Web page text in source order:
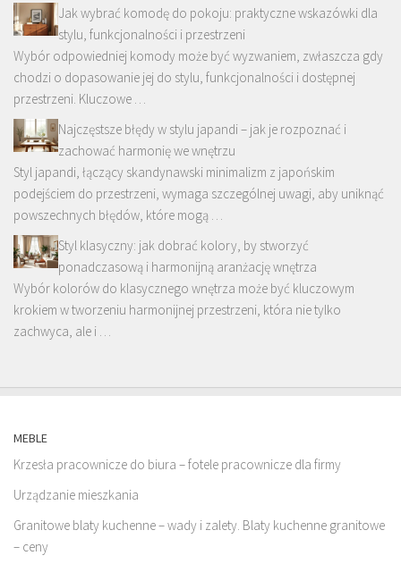
Jak wybrać komodę do pokoju: praktyczne wskazówki dla
stylu, funkcjonalności i przestrzeni
Wybór odpowiedniej komody może być wyzwaniem, zwłaszcza gdy
chodzi o dopasowanie jej do stylu, funkcjonalności i dostępnej
przestrzeni. Kluczowe …
Najczęstsze błędy w stylu japandi – jak je rozpoznać i
zachować harmonię we wnętrzu
Styl japandi, łączący skandynawski minimalizm z japońskim
podejściem do przestrzeni, wymaga szczególnej uwagi, aby uniknąć
powszechnych błędów, które mogą …
Styl klasyczny: jak dobrać kolory, by stworzyć
ponadczasową i harmonijną aranżację wnętrza
Wybór kolorów do klasycznego wnętrza może być kluczowym
krokiem w tworzeniu harmonijnej przestrzeni, która nie tylko
zachwyca, ale i …
MEBLE
Krzesła pracownicze do biura – fotele pracownicze dla firmy
Urządzanie mieszkania
Granitowe blaty kuchenne – wady i zalety. Blaty kuchenne granitowe
– ceny